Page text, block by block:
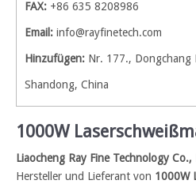
FAX: +86 635 8208986
Email: info@rayfinetech.com
Hinzufügen: Nr. 177., Dongchang
Shandong, China
1000W
Liaocheng Ray Fine Technology Co.,
Hersteller und Lieferant von 1000W